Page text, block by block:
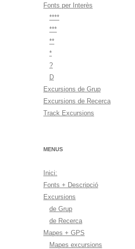
Fonts per Interès
****
***
**
*
?
D
Excursions de Grup
Excursions de Recerca
Track Excursions
MENUS
Inici:
Fonts + Descripció
Excursions
de Grup
de Recerca
Mapes + GPS
Mapes excursions